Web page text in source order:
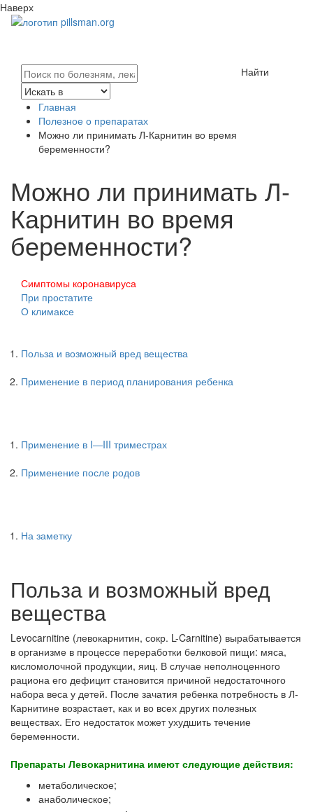
Наверх
Найти
Главная
Полезное о препаратах
Можно ли принимать Л-Карнитин во время
беременности?
Можно ли принимать Л-
Карнитин во время
беременности?
Симптомы коронавируса
При простатите
О климаксе
Польза и возможный вред вещества
Применение в период планирования ребенка
Применение в I―III триместрах
Применение после родов
На заметку
Польза и возможный вред
вещества
Levocarnitine (левокарнитин, сокр. L-Carnitine) вырабатывается
в организме в процессе переработки белковой пищи: мяса,
кисломолочной продукции, яиц. В случае неполноценного
рациона его дефицит становится причиной недостаточного
набора веса у детей. После зачатия ребенка потребность в Л-
Карнитине возрастает, как и во всех других полезных
веществах. Его недостаток может ухудшить течение
беременности.
Препараты Левокарнитина имеют следующие действия:
метаболическое;
анаболическое;